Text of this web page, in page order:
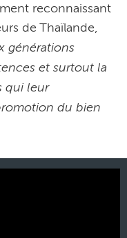
reconnaissant
de Thaïlande,
générations
et surtout la
qui leur
du bien